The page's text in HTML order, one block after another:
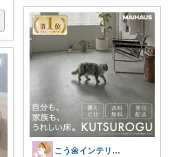
こう🌼インテリアと家事＆育児グッズ